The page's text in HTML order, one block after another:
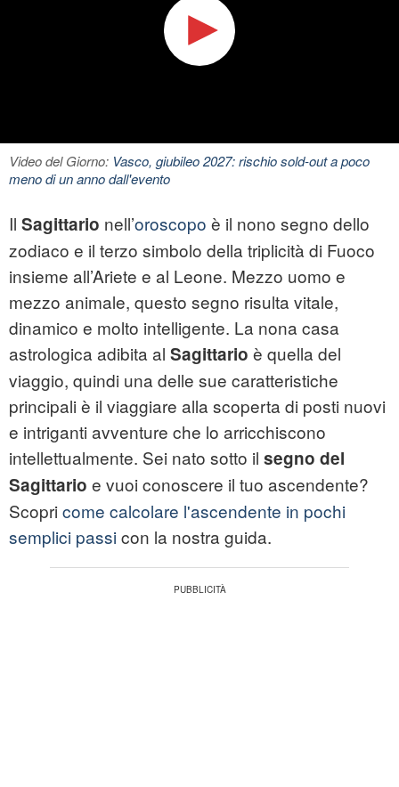
Video del Giorno: Vasco, giubileo 2027: rischio sold-out a poco
meno di un anno dall'evento
Il Sagittario nell’oroscopo è il nono segno dello
zodiaco e il terzo simbolo della triplicità di Fuoco
insieme all’Ariete e al Leone. Mezzo uomo e
mezzo animale, questo segno risulta vitale,
dinamico e molto intelligente. La nona casa
astrologica adibita al Sagittario è quella del
viaggio, quindi una delle sue caratteristiche
principali è il viaggiare alla scoperta di posti nuovi
e intriganti avventure che lo arricchiscono
intellettualmente. Sei nato sotto il segno del
Sagittario e vuoi conoscere il tuo ascendente?
Scopri come calcolare l'ascendente in pochi
semplici passicon la nostra guida.